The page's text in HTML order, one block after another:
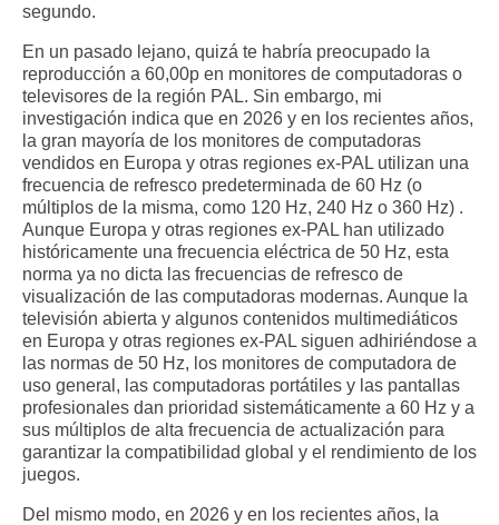
segundo.
En un pasado lejano, quizá te habría preocupado la
reproducción a 60,00p en monitores de computadoras o
televisores de la región PAL. Sin embargo, mi
investigación indica que en 2026 y en los recientes años,
la gran mayoría de los monitores de computadoras
vendidos en Europa y otras regiones ex-PAL utilizan una
frecuencia de refresco predeterminada de 60 Hz (o
múltiplos de la misma, como 120 Hz, 240 Hz o 360 Hz) .
Aunque Europa y otras regiones ex-PAL han utilizado
históricamente una frecuencia eléctrica de 50 Hz, esta
norma ya no dicta las frecuencias de refresco de
visualización de las computadoras modernas. Aunque la
televisión abierta y algunos contenidos multimediáticos
en Europa y otras regiones ex-PAL siguen adhiriéndose a
las normas de 50 Hz, los monitores de computadora de
uso general, las computadoras portátiles y las pantallas
profesionales dan prioridad sistemáticamente a 60 Hz y a
sus múltiplos de alta frecuencia de actualización para
garantizar la compatibilidad global y el rendimiento de los
juegos.
Del mismo modo, en 2026 y en los recientes años, la